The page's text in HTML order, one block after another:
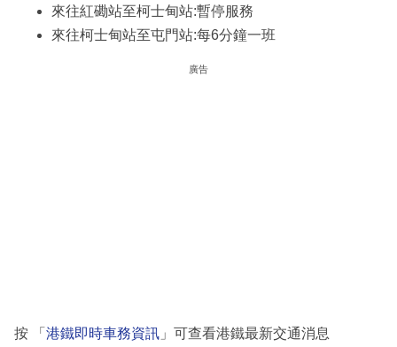
來往紅磡站至柯士甸站:暫停服務
來往柯士甸站至屯門站:每6分鐘一班
廣告
按 「 港鐵即時車務資訊 」可查看港鐵最新交通消息